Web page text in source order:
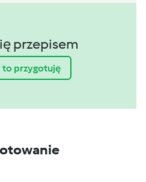
przepisem
to przygotuję